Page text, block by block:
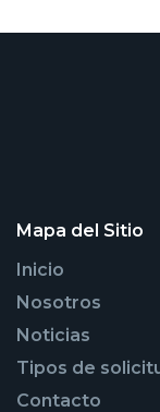
Mapa del Sitio
Inicio
Nosotros
Noticias
Tipos de
Contacto